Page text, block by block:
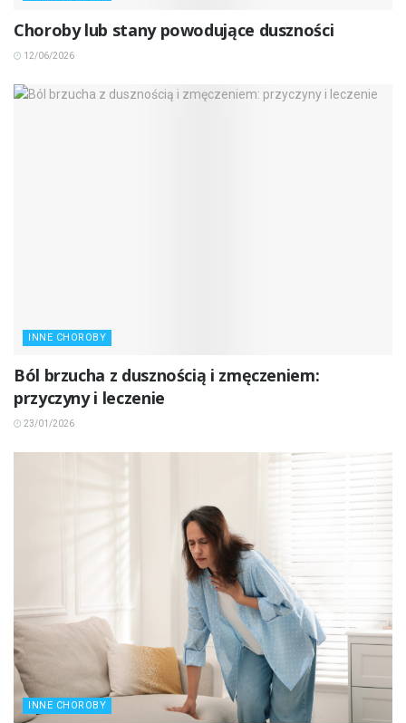
Choroby lub stany powodujące duszności
12/06/2026
INNE CHOROBY
Ból brzucha z dusznością i zmęczeniem:
przyczyny i leczenie
23/01/2026
INNE CHOROBY